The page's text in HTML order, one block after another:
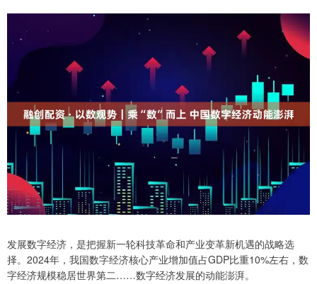
发展数字经济，是把握新一轮科技革命和产业变革新机遇的战略选
择。2024年，我国数字经济核心产业增加值占GDP比重10%左右，数
字经济规模稳居世界第二……数字经济发展的动能澎湃。